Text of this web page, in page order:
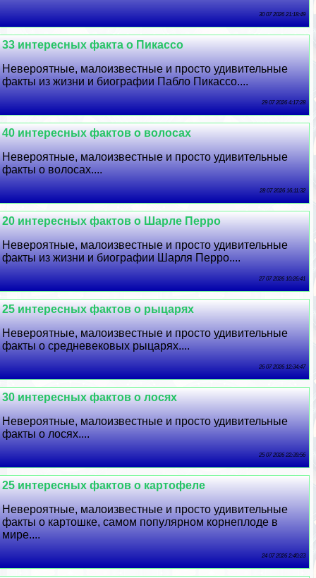
30 07 2026 21:18:49
33 интересных факта о Пикассо
Невероятные, малоизвестные и просто удивительные
факты из жизни и биографии Пабло Пикассо....
29 07 2026 4:17:28
40 интересных фактов о волосах
Невероятные, малоизвестные и просто удивительные
факты о волосах....
28 07 2026 16:11:32
20 интересных фактов о Шарле Перро
Невероятные, малоизвестные и просто удивительные
факты из жизни и биографии Шарля Перро....
27 07 2026 10:26:41
25 интересных фактов о рыцарях
Невероятные, малоизвестные и просто удивительные
факты о средневековых рыцарях....
26 07 2026 12:34:47
30 интересных фактов о лосях
Невероятные, малоизвестные и просто удивительные
факты о лосях....
25 07 2026 22:39:56
25 интересных фактов о картофеле
Невероятные, малоизвестные и просто удивительные
факты о картошке, самом популярном корнеплоде в
мире....
24 07 2026 2:40:23